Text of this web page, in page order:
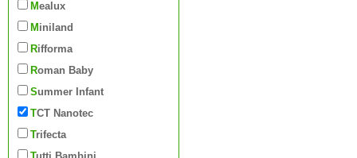
Mealux
Miniland
Rifforma
Roman Baby
Summer Infant
TCT Nanotec
Trifecta